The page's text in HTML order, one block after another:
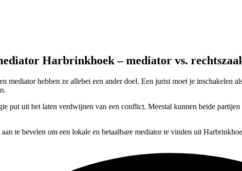
Harbrinkhoek – mediator vs.
mediator hebben ze allebei een ander doel. Een jurist moet je inschakelen
put uit het laten verdwijnen van een conflict. Meestal kunnen beide
aan te bevelen om een lokale en betaalbare mediator te vinden uit